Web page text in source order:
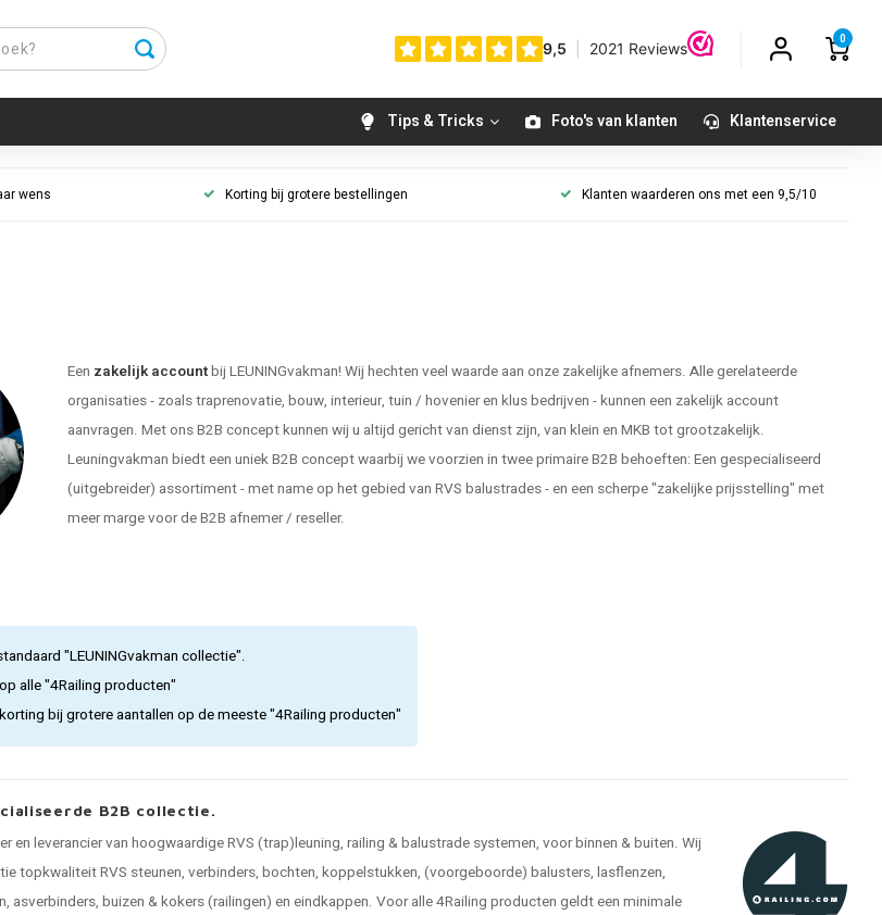
0
Tips & Tricks Foto's van klanten Klantenservice
wens Korting bij grotere bestellingen Klanten waarderen ons met een 9,5/10
Een zakelijk accountbij LEUNINGvakman! Wij hechten veel waarde aan onze zakelijke afnemers. Alle gerelateerde
organisaties - zoals traprenovatie, bouw, interieur, tuin / hovenier en klus bedrijven - kunnen een zakelijk account
aanvragen. Met ons B2B concept kunnen wij u altijd gericht van dienst zijn, van klein en MKB tot grootzakelijk.
Leuningvakman biedt een uniek B2B concept waarbij we voorzien in twee primaire B2B behoeften: Een gespecialiseerd
(uitgebreider) assortiment - met name op het gebied van RVS balustrades - en een scherpe "zakelijke prijsstelling" met
meer marge voor de B2B afnemer / reseller.
"LEUNINGvakman collectie".
alle "4Railing producten"
bij grotere aantallen op de meeste "4Railing producten"
B2B collectie.
en leverancier van hoogwaardige RVS (trap)leuning, railing & balustrade systemen, voor binnen & buiten. Wij
topkwaliteit RVS steunen, verbinders, bochten, koppelstukken, (voorgeboorde) balusters, lasflenzen,
asverbinders, buizen & kokers (railingen) en eindkappen. Voor alle 4Railing producten geldt een minimale